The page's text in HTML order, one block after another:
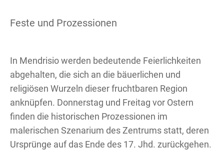
Feste und Prozessionen
In Mendrisio werden bedeutende Feierlichkeiten
abgehalten, die sich an die bäuerlichen und
religiösen Wurzeln dieser fruchtbaren Region
anknüpfen. Donnerstag und Freitag vor Ostern
finden die historischen Prozessionen im
malerischen Szenarium des Zentrums statt, deren
Ursprünge auf das Ende des 17. Jhd. zurückgehen.